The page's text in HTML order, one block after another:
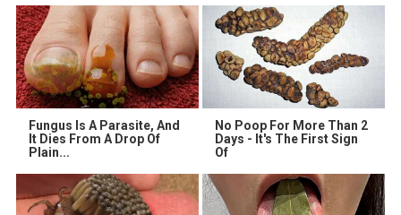
Fungus Is A Parasite, And
It Dies From A Drop Of
Plain...
No Poop For More Than 2
Days - It's The First Sign
Of